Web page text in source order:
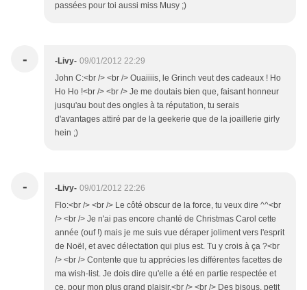
passées pour toi aussi miss Musy ;)
- -Livy- 09/01/2012 22:29
John C:<br /> <br /> Ouaiiiis, le Grinch veut des cadeaux ! Ho
Ho Ho !<br /> <br /> Je me doutais bien que, faisant honneur
jusqu'au bout des ongles à ta réputation, tu serais
d'avantages attiré par de la geekerie que de la joaillerie girly
hein ;)
- -Livy- 09/01/2012 22:26
Flo:<br /> <br /> Le côté obscur de la force, tu veux dire ^^<br
/> <br /> Je n'ai pas encore chanté de Christmas Carol cette
année (ouf !) mais je me suis vue déraper joliment vers l'esprit
de Noël, et avec délectation qui plus est. Tu y crois à ça ?<br
/> <br /> Contente que tu apprécies les différentes facettes de
ma wish-list. Je dois dire qu'elle a été en partie respectée et
ce, pour mon plus grand plaisir.<br /> <br /> Des bisous, petit